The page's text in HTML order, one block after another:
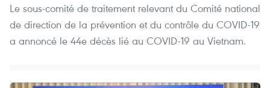
Le sous-comité de traitement relevant du Comité national
de direction de la prévention et du contrôle du COVID-19
a annoncé le 44e décès lié au COVID-19 au Vietnam.